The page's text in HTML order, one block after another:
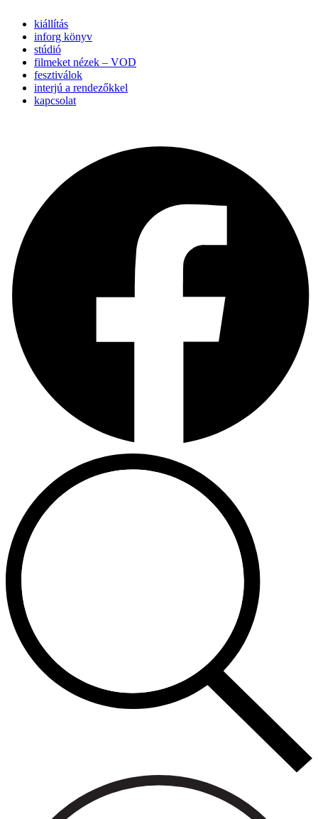
kiállítás
inforg könyv
stúdió
filmeket nézek – VOD
fesztiválok
interjú a rendezőkkel
kapcsolat